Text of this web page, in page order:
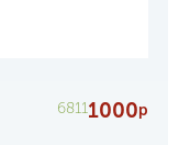
68111000р